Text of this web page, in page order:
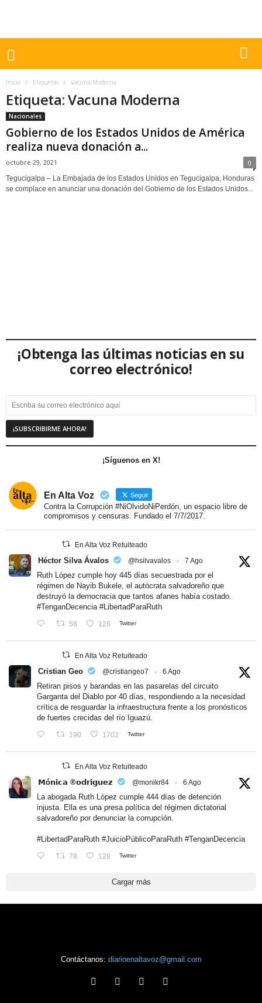
Inicio Etiquetas Vacuna Moderna
Etiqueta: Vacuna Moderna
Nacionales
Gobierno de los Estados Unidos de América
realiza nueva donación a...
octubre 29, 2021 0
Tegucigalpa – La Embajada de los Estados Unidos en Tegucigalpa, Honduras
se complace en anunciar una donación del Gobierno de los Estados Unidos...
¡Obtenga las últimas noticias en su
correo electrónico!
¡Síguenos en X!
En Alta Voz Seguir
Contra la Corrupción #NiOlvidoNiPerdón, un espacio libre de
compromisos y censuras. Fundado el 7/7/2017.
En Alta Voz Retuiteado
Héctor Silva Ávalos @hsilvavalos · 7 Ago
Ruth López cumple hoy 445 días secuestrada por el
régimen de Nayib Bukele, el autócrata salvadoreño que
destruyó la democracia que tantos afanes había costado.
#TenganDecencia #LibertadParaRuth
58 126 Twitter
En Alta Voz Retuiteado
Cristian Geo @cristiangeo7 · 6 Ago
Retiran pisos y barandas en las pasarelas del circuito
Garganta del Diablo por 40 días, respondiendo a la necesidad
crítica de resguardar la infraestructura frente a los pronósticos
de fuertes crecidas del río Iguazú.
190 1702 Twitter
En Alta Voz Retuiteado
𝗠ó𝗻𝗶𝗰𝗮 ®𝗼𝗱𝗿𝗶𝗴𝘂𝗲𝘇 @monikr84 · 6 Ago
La abogada Ruth López cumple 444 días de detención
injusta. Ella es una presa política del régimen dictatorial
salvadoreño por denunciar la corrupción.
#LibertadParaRuth #JuicioPúblicoParaRuth #TenganDecencia
78 128 Twitter
Cargar más
Contáctanos: diarioenaltavoz@gmail.com